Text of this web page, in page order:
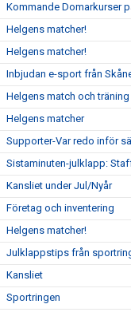
Kommande Domarkurser
Helgens matcher!
Helgens matcher!
Inbjudan e-sport från
Helgens match och träning
Helgens matcher
Supporter-Var redo inför
Sistaminuten-julklapp:
Kansliet under Jul/Nyår
Företag och inventering
Helgens matcher!
Julklappstips från
Kansliet
Sportringen